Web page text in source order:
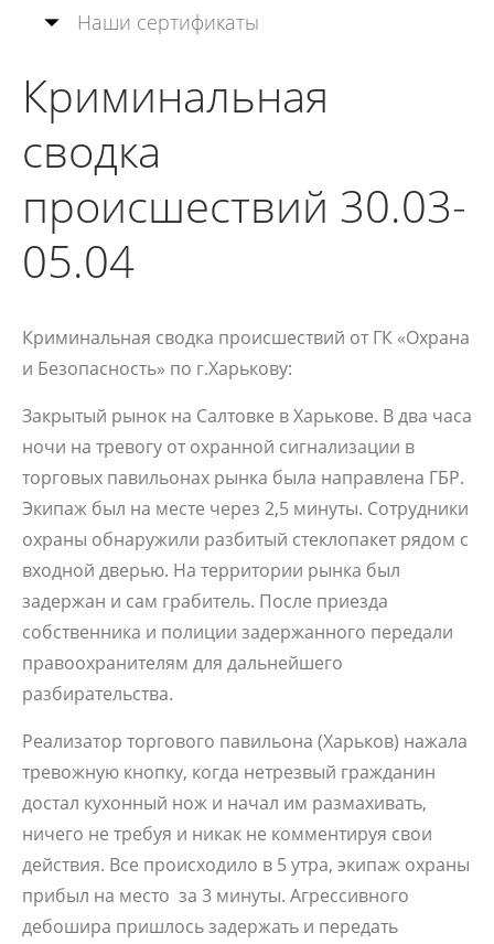
Наши сертификаты
Криминальная
сводка
происшествий 30.03-
05.04
Криминальная сводка происшествий от ГК «Охрана
и Безопасность» по г.Харькову:
Закрытый рынок на Салтовке в Харькове. В два часа
ночи на тревогу от охранной сигнализации в
торговых павильонах рынка была направлена ГБР.
Экипаж был на месте через 2,5 минуты. Сотрудники
охраны обнаружили разбитый стеклопакет рядом с
входной дверью. На территории рынка был
задержан и сам грабитель. После приезда
собственника и полиции задержанного передали
правоохранителям для дальнейшего
разбирательства.
Реализатор торгового павильона (Харьков) нажала
тревожную кнопку, когда нетрезвый гражданин
достал кухонный нож и начал им размахивать,
ничего не требуя и никак не комментируя свои
действия. Все происходило в 5 утра, экипаж охраны
прибыл на место за 3 минуты. Агрессивного
дебошира пришлось задержать и передать